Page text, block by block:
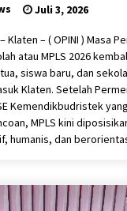
Juli 3, 2026
Klaten – ( OPINI ) Masa
atau MPLS 2026
siswa baru, dan
Klaten. Setelah
Kemendikbudristek
MPLS kini
humanis, dan